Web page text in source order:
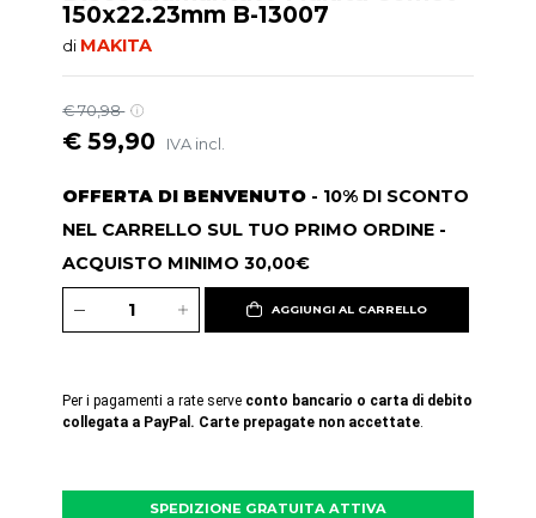
150x22.23mm B-13007
di MAKITA
€ 70,98
€ 59,90 IVA incl.
OFFERTA DI BENVENUTO - 10% DI SCONTO
NEL CARRELLO SUL TUO PRIMO ORDINE -
ACQUISTO MINIMO 30,00€
AGGIUNGI AL CARRELLO
Per i pagamenti a rate serve conto bancario o carta di debito
collegata a PayPal. Carte prepagate non accettate
SPEDIZIONE GRATUITA ATTIVA